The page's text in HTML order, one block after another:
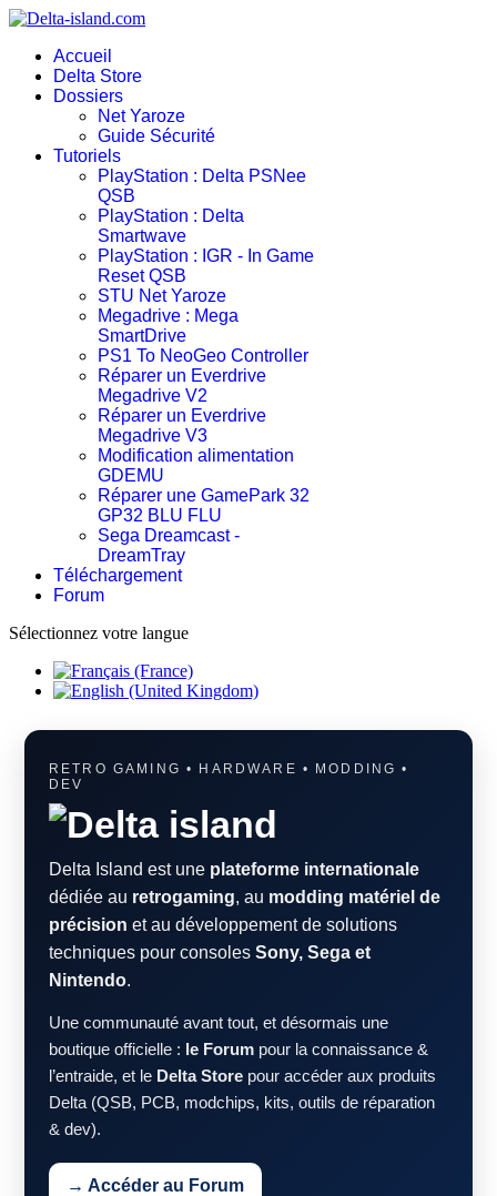
Accueil
Delta Store
Dossiers
Net Yaroze
Guide Sécurité
Tutoriels
PlayStation : Delta PSNee
QSB
PlayStation : Delta
Smartwave
PlayStation : IGR - In Game
Reset QSB
STU Net Yaroze
Megadrive : Mega
SmartDrive
PS1 To NeoGeo Controller
Réparer un Everdrive
Megadrive V2
Réparer un Everdrive
Megadrive V3
Modification alimentation
GDEMU
Réparer une GamePark 32
GP32 BLU FLU
Sega Dreamcast -
DreamTray
Téléchargement
Forum
Sélectionnez votre langue
RETRO GAMING • HARDWARE • MODDING •
DEV
Delta Island est une plateforme internationale
dédiée au retrogaming, au modding matériel de
précision et au développement de solutions
techniques pour consoles Sony, Sega et
Nintendo.
Une communauté avant tout, et désormais une
boutique officielle : le Forum pour la connaissance &
l’entraide, et le Delta Store pour accéder aux produits
Delta (QSB, PCB, modchips, kits, outils de réparation
& dev).
→ Accéder au Forum